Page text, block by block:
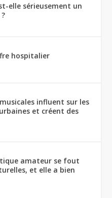
elle sérieusement un
hospitalier
influent sur les
et créent des
amateur se fout
et elle a bien